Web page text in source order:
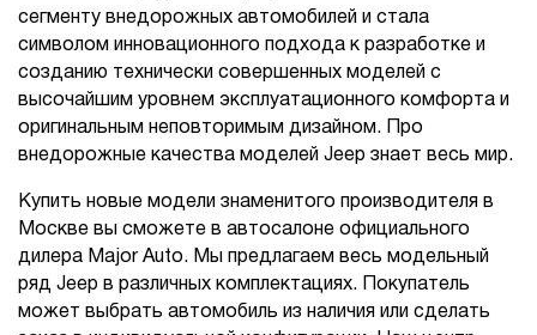
сегменту внедорожных автомобилей и стала
символом инновационного подхода к разработке и
созданию технически совершенных моделей с
высочайшим уровнем эксплуатационного комфорта и
оригинальным неповторимым дизайном. Про
внедорожные качества моделей Jeep знает весь мир.
Купить новые модели знаменитого производителя в
Москве вы сможете в автосалоне официального
дилера Major Auto. Мы предлагаем весь модельный
ряд Jeep в различных комплектациях. Покупатель
может выбрать автомобиль из наличия или сделать